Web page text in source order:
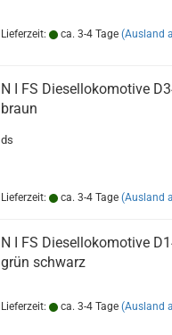
Lieferzeit: ca. 3-4 Tage (Ausland
N I FS Diesellokomotive
braun
ds
Lieferzeit: ca. 3-4 Tage (Ausland
N I FS Diesellokomotive
grün schwarz
Lieferzeit: ca. 3-4 Tage (Ausland